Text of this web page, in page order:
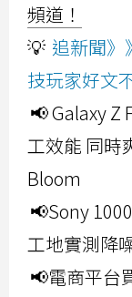
頻道！
💡 追新聞》
技玩家好文
📢 Galaxy Z
工效能 同時
Bloom
📢Sony
工地實測降
📢電商平台